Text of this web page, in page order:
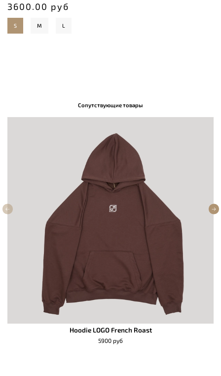
3600.00 руб
S M L
Сопутствующие товары
Hoodie LOGO French Roast
5900 руб